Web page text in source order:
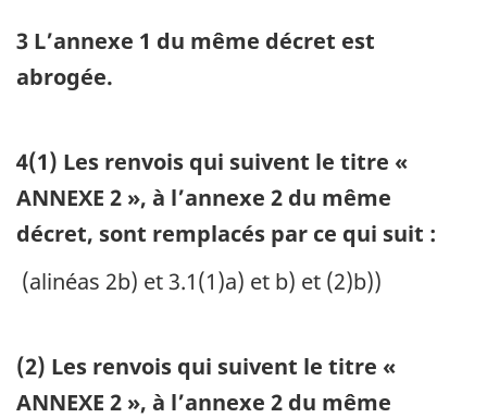
3 L’annexe 1 du même décret est
abrogée.
4(1) Les renvois qui suivent le titre «
ANNEXE 2 », à l’annexe 2 du même
décret, sont remplacés par ce qui suit :
(alinéas 2b) et 3.1(1)a) et b) et (2)b))
(2) Les renvois qui suivent le titre «
ANNEXE 2 », à l’annexe 2 du même